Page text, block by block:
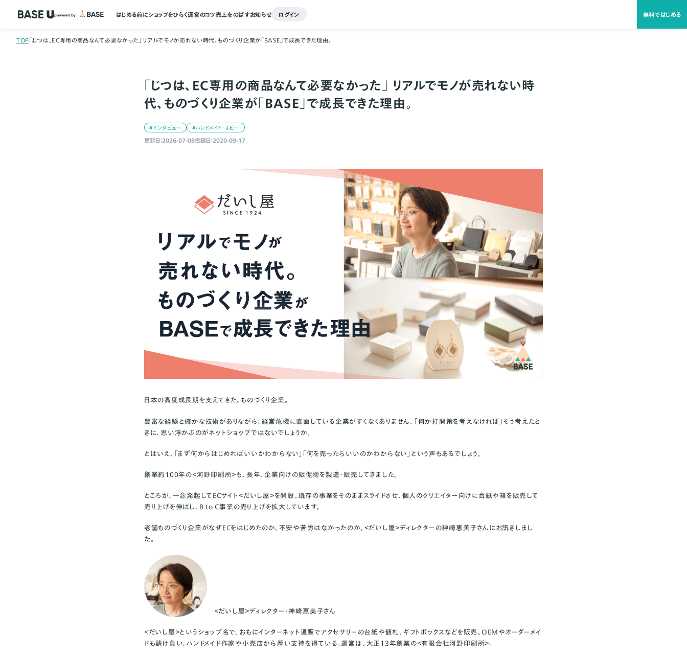
はじめる前にショップをひらく運営のコツ売上をのばすお知らせ ログイン 無料ではじめる
TOP「じつは、EC専用の商品なんて必要なかった」 リアルでモノが売れない時代、ものづくり企業が「BASE」で成長できた理由。
「じつは、EC専用の商品なんて必要なかった」 リアルでモノが売れない時
代、ものづくり企業が「BASE」で成長できた理由。
#インタビュー #ハンドメイド・ホビー
更新日：2026-07-08投稿日：2020-09-17
日本の高度成長期を支えてきた、ものづくり企業。
豊富な経験と確かな技術がありながら、経営危機に直面している企業がすくなくありません。 「何か打開策を考えなければ」そう考えたと
きに、思い浮かぶのがネットショップではないでしょうか。
とはいえ、 「まず何からはじめればいいかわからない」「何を売ったらいいのかわからない」 という声もあるでしょう。
創業約100年の＜河野印刷所＞も、長年、企業向けの販促物を製造・販売してきました。
ところが、一念発起してECサイト＜だいし屋＞を開設。既存の事業をそのままスライドさせ、個人のクリエイター向けに台紙や箱を販売して
売り上げを伸ばし、B to C事業の売り上げを拡大しています。
老舗ものづくり企業がなぜECをはじめたのか、不安や苦労はなかったのか。＜だいし屋＞ディレクターの神崎恵美子さんにお訊きしまし
た。
＜だいし屋＞ディレクター・神崎恵美子さん
＜だいし屋＞というショップ名で、おもにインターネット通販でアクセサリーの台紙や値札、ギフトボックスなどを販売。OEMやオーダーメイ
ドも請け負い、ハンドメイド作家や小売店から厚い支持を得ている。運営は、大正13年創業の＜有限会社河野印刷所＞。